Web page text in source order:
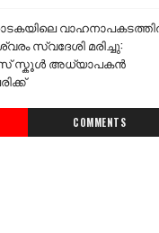
സ്വദേശി മരിച്ചു:
സ്കൂൾ അധ്യാപകൻ
COMMENTS